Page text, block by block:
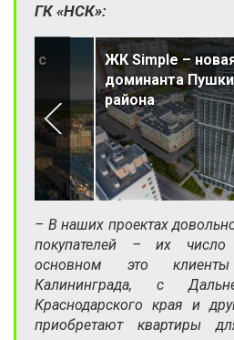
ГК «НСК»:
с
ЖК Simple –
доминанта
района
– В наших проектах
покупателей – их число
основном это
Калининграда, с
Краснодарского края и
приобретают квартиры